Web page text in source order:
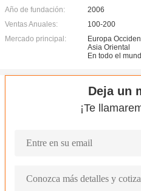
Año de fundación:
2006
Ventas Anuales:
100-200
Mercado principal:
Europa
Asia Oriental
En todo el
Deja un
¡Te